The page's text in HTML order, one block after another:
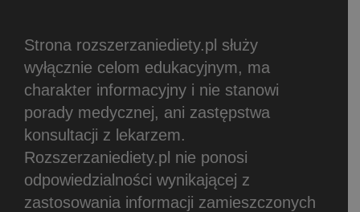
Strona rozszerzaniediety.pl służy
wyłącznie celom edukacyjnym, ma
charakter informacyjny i nie stanowi
porady medycznej, ani zastępstwa
konsultacji z lekarzem.
Rozszerzaniediety.pl nie ponosi
odpowiedzialności wynikającej z
zastosowania informacji zamieszczonych